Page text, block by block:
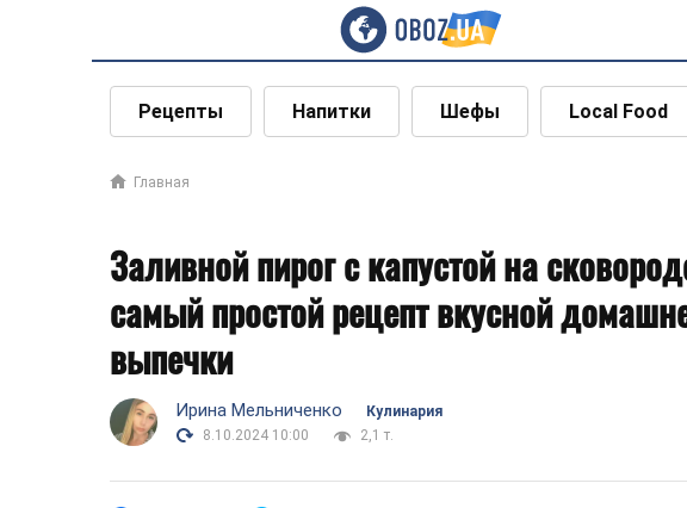
Рецепты Напитки Шефы Local Food
Главная
Заливной пирог с капустой на
самый простой рецепт вкусной
выпечки
Ирина Мельниченко
Кулинария
8.10.2024 10:00
2,1 т.